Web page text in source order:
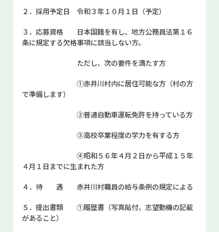
２．採用予定日 令和３年１０月１日（予定）
３．応募資格 日本国籍を有し、地方公務員法第１６
条に規定する欠格事項に該当しない方。
ただし、次の要件を満たす方
①赤井川村内に居住可能な方（村の方
で準備します）
②普通自動車運転免許を持っている方
③高校卒業程度の学力を有する方
④昭和５６年４月２日から平成１５年
４月１日までに生まれた方
４．待 遇 赤井川村職員の給与条例の規定による
５．提出書類 ①履歴書（写真貼付、志望動機の記載
があること）